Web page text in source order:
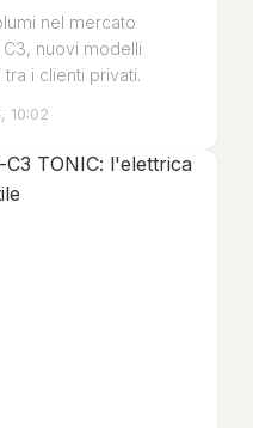
nel mercato
nuovi modelli
i clienti privati.
10:02